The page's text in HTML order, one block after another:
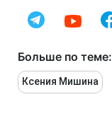
Больше по теме:
Ксения Мишина